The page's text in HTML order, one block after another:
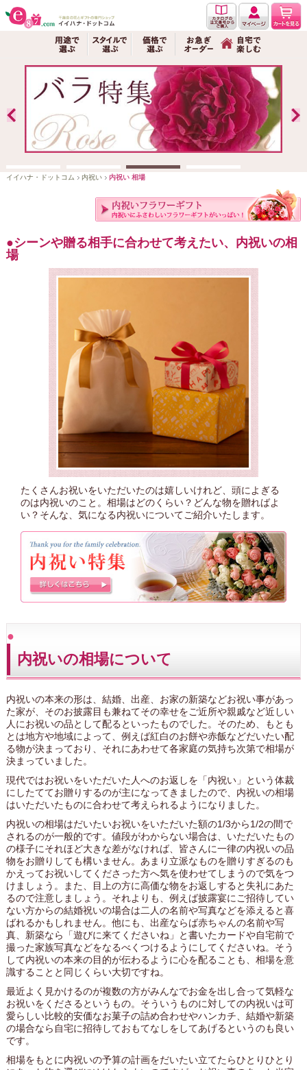
イイハナ・ドットコム 内祝い 内祝い 相場
シーンや贈る相手に合わせて考えたい、内祝いの相
場
たくさんお祝いをいただいたのは嬉しいけれど、頭によぎる
のは内祝いのこと。相場はどのくらい？どんな物を贈ればよ
い？そんな、気になる内祝いについてご紹介いたします。
内祝いの相場について
内祝いの本来の形は、結婚、出産、お家の新築などお祝い事があっ
た家が、そのお披露目も兼ねてその幸せをご近所や親戚など近しい
人にお祝いの品として配るといったものでした。そのため、もとも
とは地方や地域によって、例えば紅白のお餅や赤飯などだいたい配
る物が決まっており、それにあわせて各家庭の気持ち次第で相場が
決まっていました。
現代ではお祝いをいただいた人へのお返しを「内祝い」という体裁
にしたててお贈りするのが主になってきましたので、内祝いの相場
はいただいたものに合わせて考えられるようになりました。
内祝いの相場はだいたいお祝いをいただいた額の1/3から1/2の間で
されるのが一般的です。値段がわからない場合は、いただいたもの
の様子にそれほど大きな差がなければ、皆さんに一律の内祝いの品
物をお贈りしても構いません。あまり立派なものを贈りすぎるのも
かえってお祝いしてくださった方へ気を使わせてしまうので気をつ
けましょう。また、目上の方に高価な物をお返しすると失礼にあた
るので注意しましょう。それよりも、例えば披露宴にご招待してい
ない方からの結婚祝いの場合は二人の名前や写真などを添えると喜
ばれるかもしれません。他にも、出産ならば赤ちゃんの名前や写
真、新築なら「遊びに来てくださいね」と書いたカードや自宅前で
撮った家族写真などをなるべくつけるようにしてくださいね。そう
して内祝いの本来の目的が伝わるように心を配ることも、相場を意
識することと同じくらい大切ですね。
最近よく見かけるのが複数の方がみんなでお金を出し合って気軽な
お祝いをくださるというもの。そういうものに対しての内祝いは可
愛らしい比較的安価なお菓子の詰め合わせやハンカチ、結婚や新築
の場合なら自宅に招待しておもてなしをしてあげるというのも良い
です。
相場をもとに内祝いの予算の計画をだいたい立てたらひとりひとり